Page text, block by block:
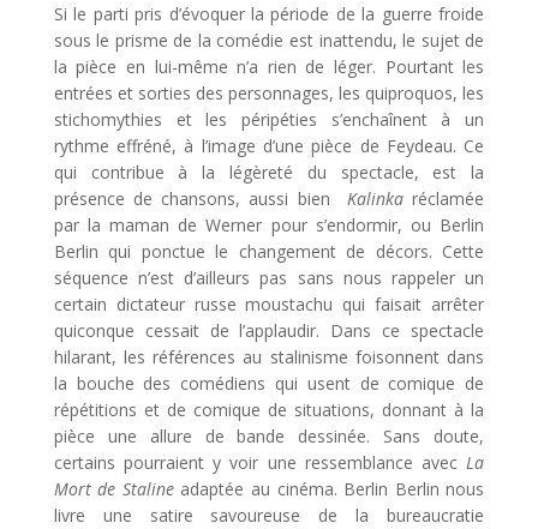
Si le parti pris d’évoquer la période de la guerre froide
sous le prisme de la comédie est inattendu, le sujet de
la pièce en lui-même n’a rien de léger. Pourtant les
entrées et sorties des personnages, les quiproquos, les
stichomythies et les péripéties s’enchaînent à un
rythme effréné, à l’image d’une pièce de Feydeau. Ce
qui contribue à la légèreté du spectacle, est la
présence de chansons, aussi bien Kalinka réclamée
par la maman de Werner pour s’endormir, ou Berlin
Berlin qui ponctue le changement de décors. Cette
séquence n’est d’ailleurs pas sans nous rappeler un
certain dictateur russe moustachu qui faisait arrêter
quiconque cessait de l’applaudir. Dans ce spectacle
hilarant, les références au stalinisme foisonnent dans
la bouche des comédiens qui usent de comique de
répétitions et de comique de situations, donnant à la
pièce une allure de bande dessinée. Sans doute,
certains pourraient y voir une ressemblance avec La
Mort de Stalineadaptée au cinéma. Berlin Berlin nous
livre une satire savoureuse de la bureaucratie